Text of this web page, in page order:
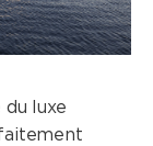
du luxe